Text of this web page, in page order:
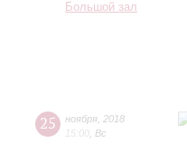
Большой зал
25 ноября 2018
15:00 Вс